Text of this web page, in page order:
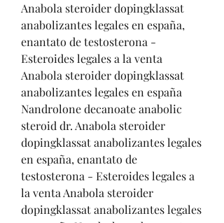
Anabola steroider dopingklassat
anabolizantes legales en españa,
enantato de testosterona -
Esteroides legales a la venta
Anabola steroider dopingklassat
anabolizantes legales en españa
Nandrolone decanoate anabolic
steroid dr. Anabola steroider
dopingklassat anabolizantes legales
en españa, enantato de
testosterona - Esteroides legales a
la venta Anabola steroider
dopingklassat anabolizantes legales